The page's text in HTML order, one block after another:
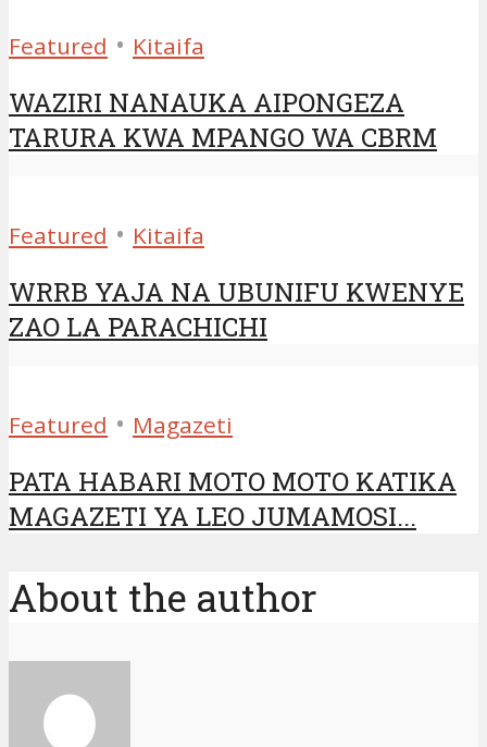
Featured • Kitaifa
WAZIRI NANAUKA AIPONGEZA
TARURA KWA MPANGO WA CBRM
Featured • Kitaifa
WRRB YAJA NA UBUNIFU KWENYE
ZAO LA PARACHICHI
Featured • Magazeti
PATA HABARI MOTO MOTO KATIKA
MAGAZETI YA LEO JUMAMOSI...
About the author